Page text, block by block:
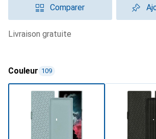
Comparer
livraison gratuite
Couleur 109